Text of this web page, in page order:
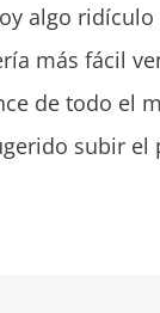
algo
más fácil
de todo el
subir el